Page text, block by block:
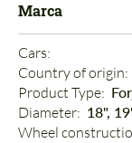
Marca
Cars:
Country of origin:
Product Type:
Diameter: 18",
Wheel